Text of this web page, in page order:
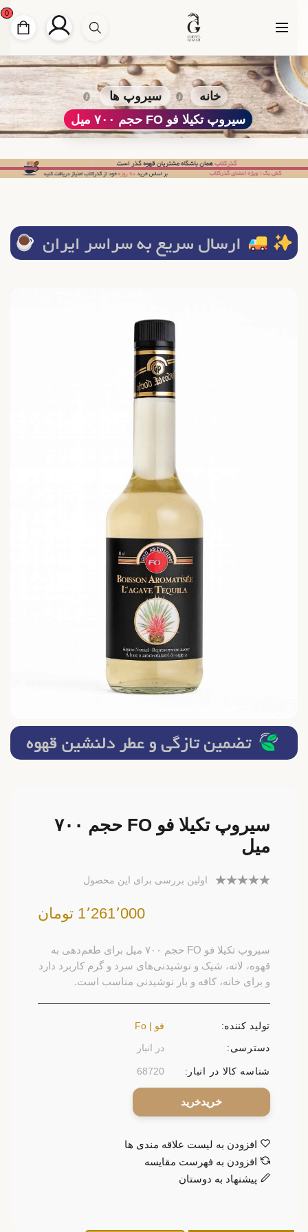
خانه
سیروپ ها
سیروپ تکیلا فو FO حجم ۷۰۰ میل
سیروپ تکیلا فو FO حجم ۷۰۰
میل
اولین بررسی برای این محصول
1٬261٬000 تومان
سیروپ تکیلا فو FO حجم ۷۰۰ میل برای طعم‌دهی به
قهوه، لاته، شیک و نوشیدنی‌های سرد و گرم کاربرد دارد
و برای خانه، کافه و بار نوشیدنی مناسب است.
تولید کننده:
فو | Fo
دسترسی:
در انبار
شناسه کالا در انبار: 68720
خرید
افزودن به لیست علاقه مندی ها
افزودن به فهرست مقایسه
پیشنهاد به دوستان